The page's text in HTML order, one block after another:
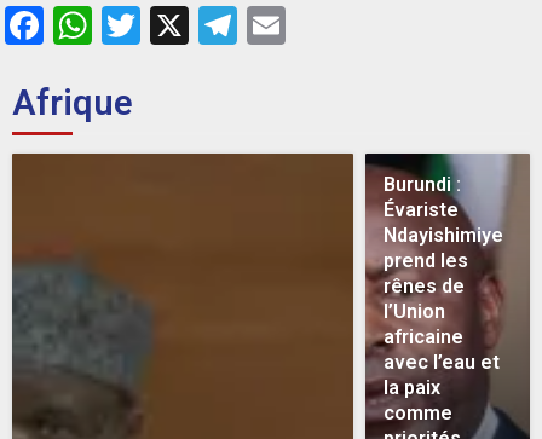
Facebook
WhatsApp
Twitter
X Telegram
Afrique
Burundi :
Évariste
Ndayishimiye
prend les
rênes de
l’Union
africaine
avec l’eau et
la paix
comme